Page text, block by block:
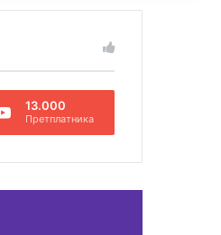
13.000
Претплатника